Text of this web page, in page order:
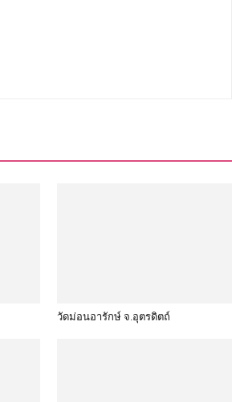
วัดม่อนอารักษ์ จ.อุตรดิตถ์